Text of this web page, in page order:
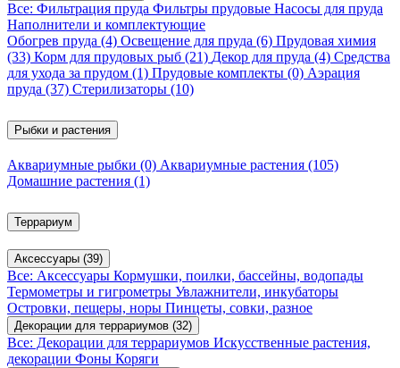
Все: Фильтрация пруда Фильтры прудовые Насосы для пруда
Наполнители и комплектующие
Обогрев пруда (4) Освещение для пруда (6) Прудовая химия
(33) Корм для прудовых рыб (21) Декор для пруда (4) Средства
для ухода за прудом (1) Прудовые комплекты (0) Аэрация
пруда (37) Стерилизаторы (10)
Рыбки и растения
Аквариумные рыбки (0) Аквариумные растения (105)
Домашние растения (1)
Террариум
Аксессуары (39)
Все: Аксессуары Кормушки, поилки, бассейны, водопады
Термометры и гигрометры Увлажнители, инкубаторы
Островки, пещеры, норы Пинцеты, совки, разное
Декорации для террариумов (32)
Все: Декорации для террариумов Искусственные растения,
декорации Фоны Коряги